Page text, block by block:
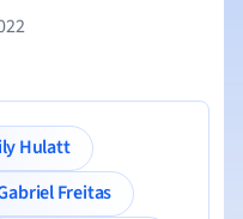
Lily Hulatt
Freitas